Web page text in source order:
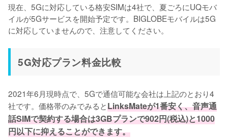
現在、5Gに対応している格安SIMは4社で、夏ごろにUQモバ
イルが5Gサービスを開始予定です。BIGLOBEモバイルは5G
に対応していませんので、注意してください。
5G対応プラン料金比較
2021年6月現時点で、5Gで通信可能な会社は上記のとおり4
社です。価格帯のみでみるとLinksMateが1番安く、音声通
話SIMで契約する場合は3GBプランで902円(税込)と1000
円以下に抑えることができます。